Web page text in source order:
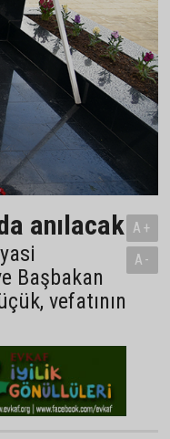
anılacak
Başbakan
vefatının
A+
A-